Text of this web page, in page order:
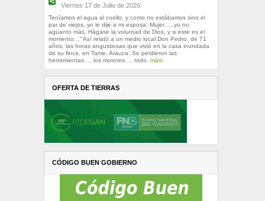
Viernes 17 de Julio de 2026
Teníamos el agua al cuello, y como no estábamos sino el
par de viejos, yo le dije a mi esposa: Mujer…, yo no
aguanto más. Hágase la voluntad de Dios, y si este es el
momento…” Así relató a un medio local Don Pedro, de 71
años, las horas angustiosas que vivió en la casa inundada
de su finca, en Tame, Arauca. Se perdieron las
herramientas…, los motores…, todo. más›
OFERTA DE TIERRAS
CÓDIGO BUEN GOBIERNO